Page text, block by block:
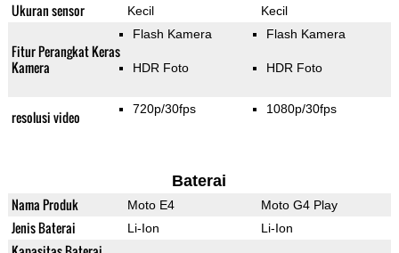
Ukuran sensor Kecil Kecil
Fitur Perangkat Keras
Kamera
Flash Kamera
HDR Foto
Flash Kamera
HDR Foto
resolusi video 720p/30fps 1080p/30fps
Baterai
Nama Produk Moto E4 Moto G4 Play
Jenis Baterai Li-Ion Li-Ion